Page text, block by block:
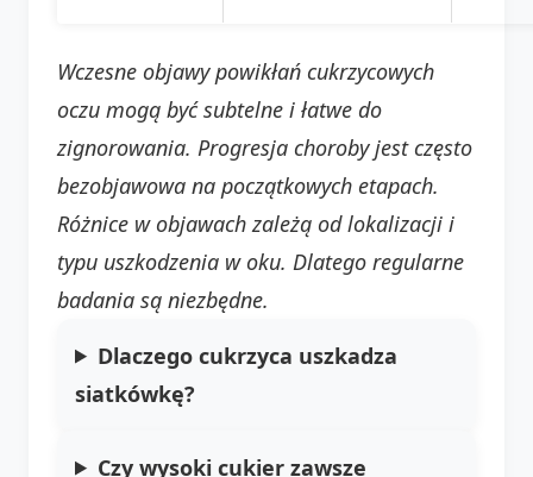
Wczesne objawy powikłań cukrzycowych
oczu mogą być subtelne i łatwe do
zignorowania. Progresja choroby jest często
bezobjawowa na początkowych etapach.
Różnice w objawach zależą od lokalizacji i
typu uszkodzenia w oku. Dlatego regularne
badania są niezbędne.
Dlaczego cukrzyca uszkadza
siatkówkę?
Czy wysoki cukier zawsze